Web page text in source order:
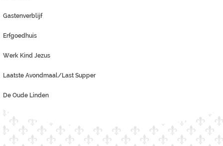
Gastenverblijf
Erfgoedhuis
Werk Kind Jezus
Laatste Avondmaal/Last Supper
De Oude Linden